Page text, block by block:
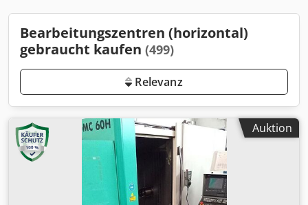
Bearbeitungszentren (horizontal)
gebraucht kaufen (499)
Relevanz
Auktion